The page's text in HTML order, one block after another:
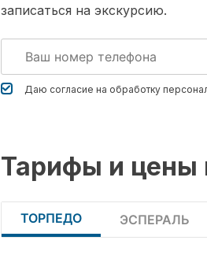
записаться на экскурсию.
Даю согласие на обработку
Тарифы и цены
ТОРПЕДО ЭСПЕРАЛЬ